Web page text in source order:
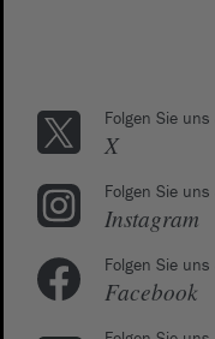
Folgen Sie uns
X
Folgen Sie uns
Instagram
Folgen Sie uns
Facebook